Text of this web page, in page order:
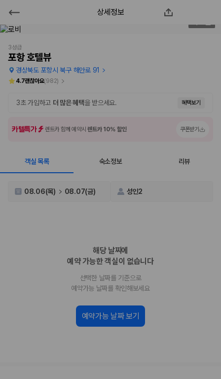
포항 호텔뷰
2000만 이용고객이 선택한 제주 렌트카 가격비교 플랫폼
제주렌트카 가격비교는 카모아에서 한 번에
제주도 렌트카는 업체마다 차량 가격, 보험 조건, 면책금, 보상 한도, 인수
장소, 취소 규정이 다릅니다. 카모아는 여러 제주 렌트카 업체의 조건을 한
경차, 소형, 준중형, 중형, SUV, 승합차 등 여행
인원에 맞는 차종별 가격을 비교합니다.
제주공항 인수 조건 비교: 셔틀 이동, 인수 위치, 반납 편의성을 함께
비교 후 원하는 차량을 바로 예약할 수 있습니다.
제주렌트카 실시간 가격비교 바로가기
상세정보
3성급
포항 호텔뷰
경상북도 포항시 북구 해안로 91
4.7괜찮아요(982)
3초 가입하고 더 많은 혜택을 받으세요. 혜택보기
카텔특가 렌트카 함께 예약시렌트카 10% 할인 쿠폰받기
객실 목록 숙소정보 리뷰
08.06(목) 08.07(금) 성인2
해당 날짜에
예약 가능한 객실이 없습니다
선택한 날짜를 기준으로
예약가능 날짜를 확인해보세요
예약가능 날짜 보기